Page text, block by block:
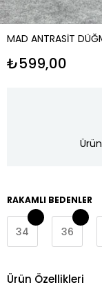
MAD ANTRASIT
₺599,00
RAKAMLI BEDENLER
34 36
Ürün Özellikleri